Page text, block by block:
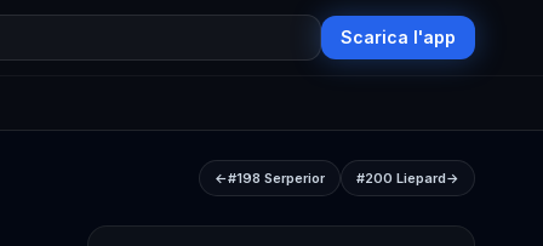
Scarica l'app
←#198 Serperior #200 Liepard→